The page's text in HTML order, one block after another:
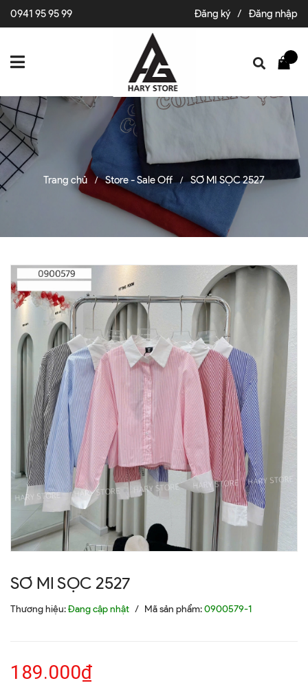
0941 95 95 99 Đăng ký / Đăng nhập
Trang chủ / Store - Sale Off / SƠ MI SỌC 2527
SƠ MI SỌC 2527
Thương hiệu:Đang cập nhật / Mã sản phẩm:0900579-1
189.000₫